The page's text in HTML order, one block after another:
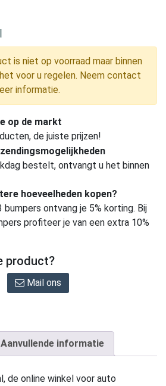
is niet op voorraad maar binnen
voor u regelen. Neem contact
informatie.
op de markt
de juiste prijzen!
bestelt, ontvangt u het binnen
hoeveelheden kopen?
bumpers ontvang je 5% korting. Bij
profiteer je van een extra 10%
product?
Mail ons
Aanvullende informatie
de online winkel voor auto